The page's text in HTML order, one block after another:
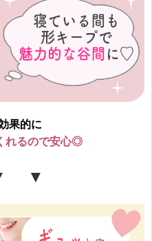
果的に
れるので安心◎
▼